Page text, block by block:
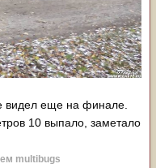
видел еще на финале.
10 выпало, заметало
multibugs